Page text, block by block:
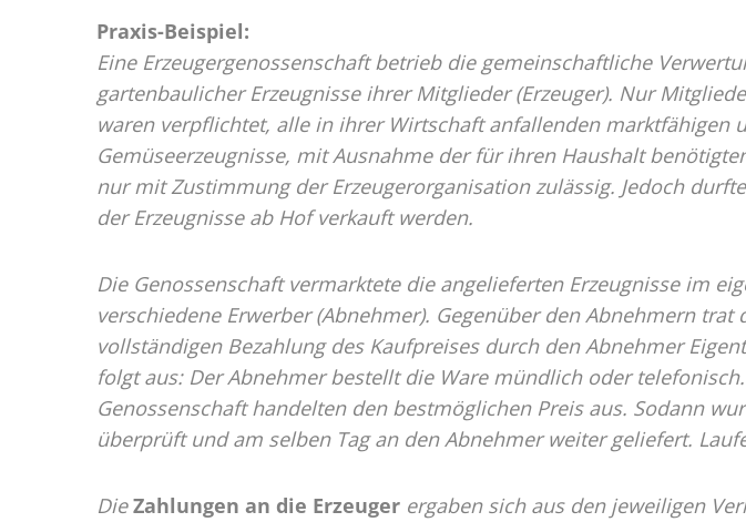
Praxis-Beispiel:
Eine Erzeugergenossenschaft betrieb die gemeinschaftliche
gartenbaulicher Erzeugnisse ihrer Mitglieder (Erzeuger). Nur
waren verpflichtet, alle in ihrer Wirtschaft anfallenden marktfähigen
Gemüseerzeugnisse, mit Ausnahme der für ihren Haushalt
nur mit Zustimmung der Erzeugerorganisation zulässig. Jedoch
der Erzeugnisse ab Hof verkauft werden.
Die Genossenschaft vermarktete die angelieferten Erzeugnisse im
verschiedene Erwerber (Abnehmer). Gegenüber den Abnehmern
vollständigen Bezahlung des Kaufpreises durch den Abnehmer
folgt aus: Der Abnehmer bestellt die Ware mündlich oder
Genossenschaft handelten den bestmöglichen Preis aus. Sodann
überprüft und am selben Tag an den Abnehmer weiter geliefert.
DieZahlungen an die Erzeuger ergaben sich aus den jeweiligen